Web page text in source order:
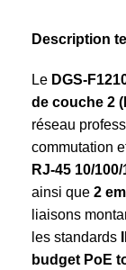
Description
Le DGS-
de couche 2
réseau
commutation
RJ-45 10/
ainsi que 2
liaisons
les standards
budget PoE